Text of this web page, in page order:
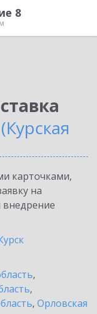
8
карточками,
на
,
,
, Орловская